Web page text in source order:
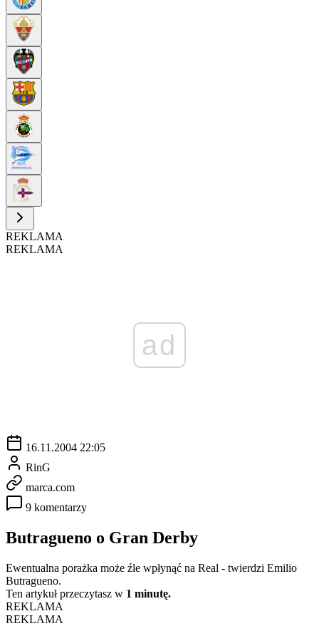
REKLAMA
REKLAMA
ad
16.11.2004 22:05
RinG
marca.com
9 komentarzy
Butragueno o Gran Derby
Ewentualna porażka może źle wpłynąć na Real - twierdzi Emilio
Butragueno.
Ten artykuł przeczytasz w 1 minutę.
REKLAMA
REKLAMA